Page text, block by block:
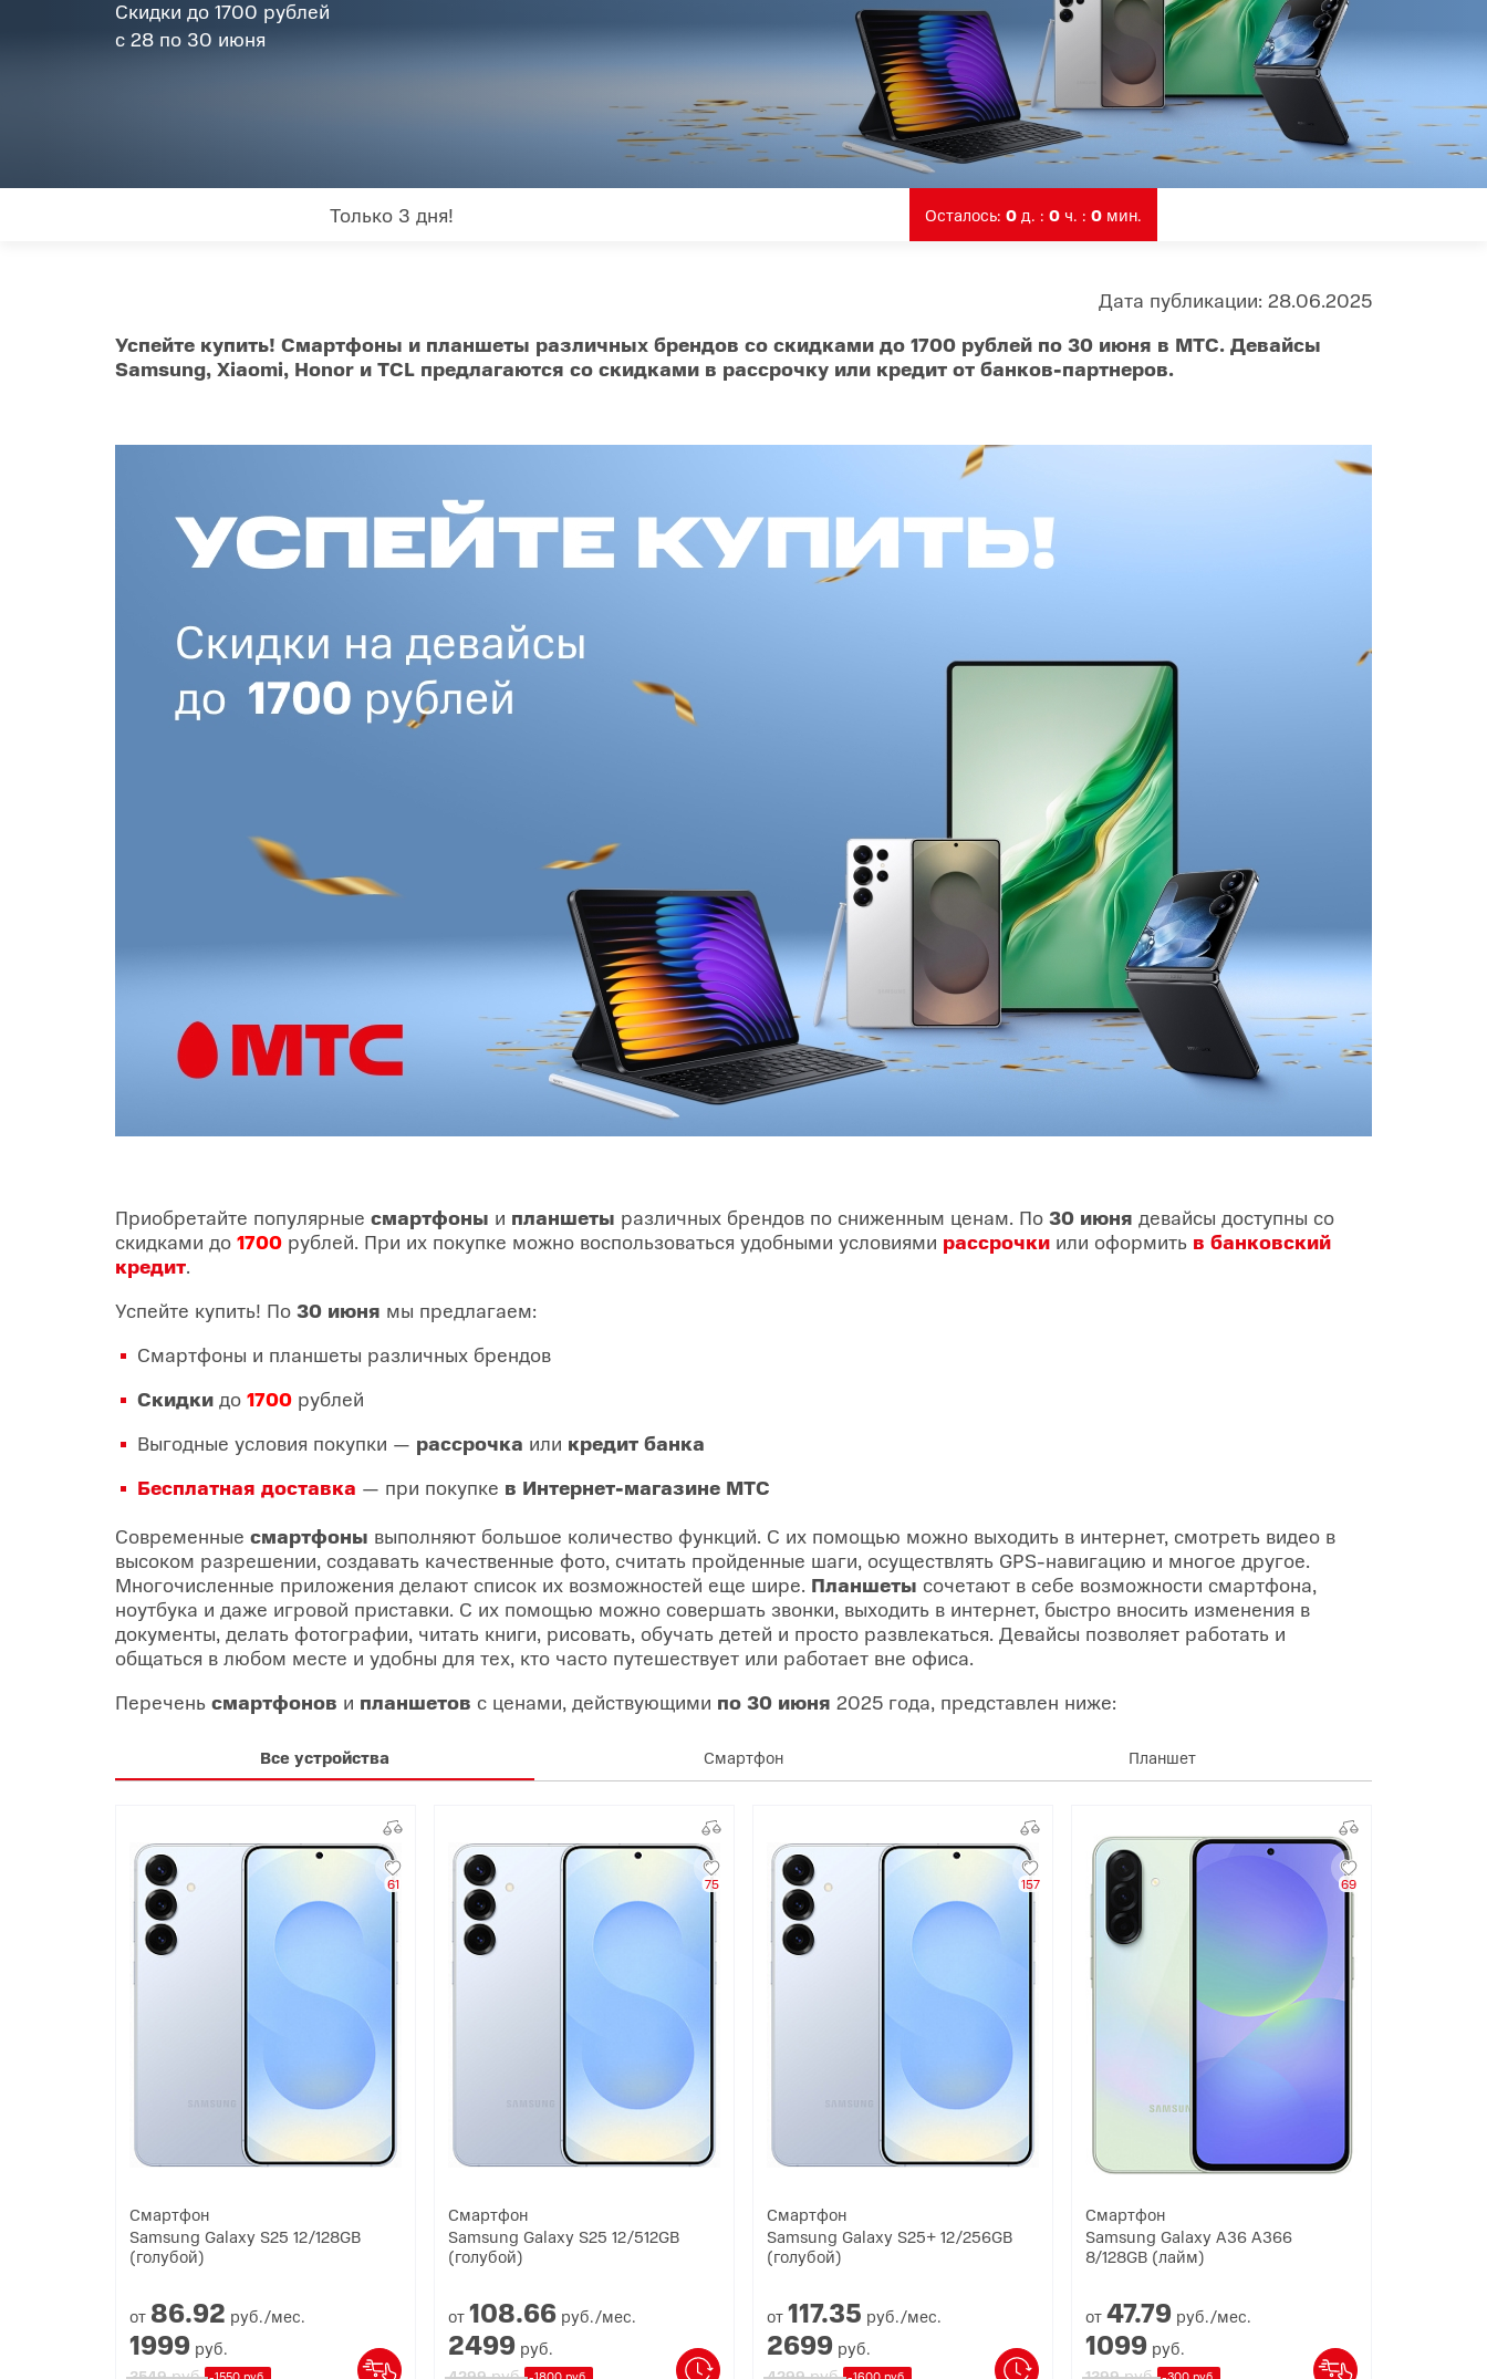
POCO C
realme
realme 14
realme note
TCL
TCL 60
TCL 70
vivo
vivo Y
vivo V
vivo X
Infinix GT
Infinix Note
TECNO
Spark
Camon
Pova
Товары для дома
Аксессуары
Cертификаты
Популярное
Вакансии
Скидки до 1700 рублей
с 28 по 30 июня
Только 3 дня! Осталось: 0 д. : 0 ч. : 0 мин.
Дата публикации: 28.06.2025
Успейте купить! Смартфоны и планшеты различных брендов со скидками до 1700 рублей по 30 июня в МТС. Девайсы
Samsung, Xiaomi, Honor и TCL предлагаются со скидками в рассрочку или кредит от банков-партнеров.
Приобретайте популярные смартфоны и планшеты различных брендов по сниженным ценам. По 30 июня девайсы доступны со
скидками до 1700 рублей. При их покупке можно воспользоваться удобными условиями рассрочки или оформить в банковский
кредит.
Успейте купить! По 30 июня мы предлагаем:
Смартфоны и планшеты различных брендов
Скидки до 1700 рублей
Выгодные условия покупки — рассрочка или кредит банка
Бесплатная доставка — при покупке в Интернет-магазине МТС
Современные смартфоны выполняют большое количество функций. С их помощью можно выходить в интернет, смотреть видео в
высоком разрешении, создавать качественные фото, считать пройденные шаги, осуществлять GPS-навигацию и многое другое.
Многочисленные приложения делают список их возможностей еще шире. Планшеты сочетают в себе возможности смартфона,
ноутбука и даже игровой приставки. С их помощью можно совершать звонки, выходить в интернет, быстро вносить изменения в
документы, делать фотографии, читать книги, рисовать, обучать детей и просто развлекаться. Девайсы позволяет работать и
общаться в любом месте и удобны для тех, кто часто путешествует или работает вне офиса.
Перечень смартфонов и планшетов с ценами, действующими по 30 июня 2025 года, представлен ниже:
Все устройства Смартфон Планшет
61
Смартфон
Samsung Galaxy S25 12/128GB
(голубой)
от 86.92 руб./мес.
1999 руб.
75
Смартфон
Samsung Galaxy S25 12/512GB
(голубой)
от108.66 руб./мес.
2499 руб.
157
Смартфон
Samsung Galaxy S25+ 12/256GB
(голубой)
от117.35 руб./мес.
2699 руб.
69
Смартфон
Samsung Galaxy A36 A366
8/128GB (лайм)
от47.79 руб./мес.
1099 руб.